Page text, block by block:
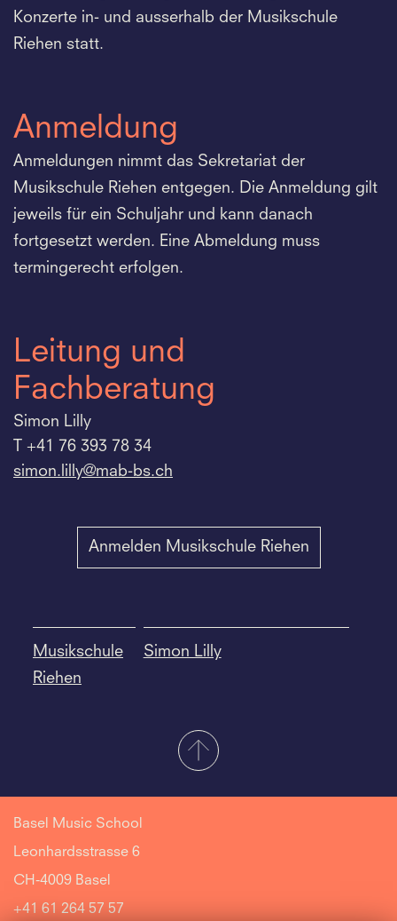
Konzerte in- und ausserhalb der Musikschule
Riehen statt.
Anmeldung
Anmeldungen nimmt das Sekretariat der
Musikschule Riehen entgegen. Die Anmeldung gilt
jeweils für ein Schuljahr und kann danach
fortgesetzt werden. Eine Abmeldung muss
termingerecht erfolgen.
Leitung und
Fachberatung
Simon Lilly
T +41 76 393 78 34
simon. lilly@mab-bs.ch
Anmelden Musikschule Riehen
Musikschule
Riehen
Simon Lilly
Basel Music School
Leonhardsstrasse 6
CH-4009 Basel
+41 61 264 57 57